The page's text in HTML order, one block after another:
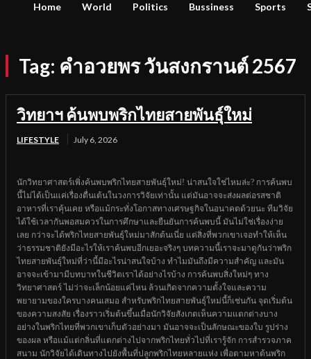
Home World Politics Bussiness Sports
Tag: คำอวยพร วันสงกรานต์ 2567
วิทยาฯ ค้นพบพริกไทยสายพันธุ์ใหม่
LIFESTYLE July 6, 2026
นักวิทยาศาสตร์เพิ่งค้นพบพริกไทยสายพันธุ์ใหม่! น่าสนใจใช่ไหมล่ะ? การค้นพบ
นี้ไม่ได้เป็นแค่เรื่องตื่นเต้นในวงการวิจัยเท่านั้น แต่มันอาจจะส่งผลต่อรสชาติ
อาหารที่เราคุ้นเคย หรือแม้กระทั่งโอกาสทางเศรษฐกิจในอนาคตด้วยนะ ทีมวิจัย
ได้ใช้เวลากันพอสมควรในการศึกษาและยืนยันการค้นพบนี้ มันไม่ใช่เรื่องง่าย
เลย กว่าจะได้พริกไทยสายพันธุ์ใหม่มาสักต้นเนี่ย แต่สิ่งที่พวกเขาเจอทำให้เห็น
ว่าธรรมชาติยังมีอะไรให้เราค้นพบอีกเยอะจริงๆ บทความนี้เราจะมาดูกันว่าพริก
ไทยสายพันธุ์ใหม่ที่ว่านี้มีอะไรน่าสนใจบ้าง ทำไมมันถึงมีความสำคัญ และมัน
อาจจะเข้ามามีบทบาทในชีวิตเราได้อย่างไรบ้าง การค้นพบสิ่งใหม่ๆ ทาง
วิทยาศาสตร์ ไม่ว่าจะเล็กน้อยแค่ไหน ล้วนเกิดจากความตั้งใจและความ
พยายามของใครบางคนเสมอ สำหรับพริกไทยสายพันธุ์ใหม่นี้ก็เช่นกัน จุดเริ่มต้น
ของความสงสัย เรื่องราวเริ่มต้นขึ้นเมื่อนักวิจัยสังเกตเห็นความแตกต่างบาง
อย่างในพริกไทยที่พวกเขาเก็บตัวอย่างมา มันอาจจะเป็นลักษณะของใบ รูปร่าง
ของผล หรือแม้แต่กลิ่นที่แตกต่างไปจากพริกไทยทั่วไปที่เรารู้จัก การสำรวจภาค
สนาม นักวิจัยได้เดินทางไปยังพื้นที่ปลูกพริกไทยหลายแห่ง เพื่อตามหาต้นพริก